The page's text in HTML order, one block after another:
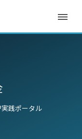
践ポータル